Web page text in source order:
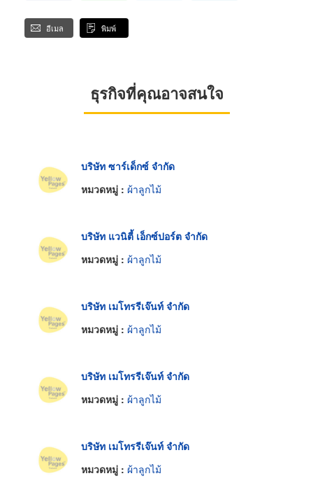
อีเมล พิมพ์
ธุรกิจที่คุณอาจสนใจ
บริษัท ซาร์เด็กซ์ จำกัด
หมวดหมู่ : ผ้าลูกไม้
บริษัท แวนิตี้ เอ็กซ์ปอร์ต จำกัด
หมวดหมู่ : ผ้าลูกไม้
บริษัท เมโทรรีเจ๊นท์ จำกัด
หมวดหมู่ : ผ้าลูกไม้
บริษัท เมโทรรีเจ๊นท์ จำกัด
หมวดหมู่ : ผ้าลูกไม้
บริษัท เมโทรรีเจ๊นท์ จำกัด
หมวดหมู่ : ผ้าลูกไม้